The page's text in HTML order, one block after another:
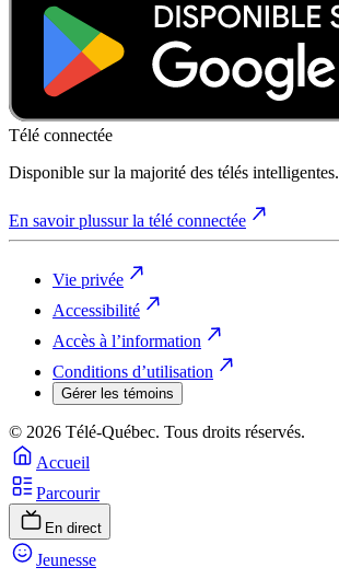
Télé connectée
Disponible sur la majorité des télés intelligentes.
En savoir plussur la télé connectée
Vie privée
Accessibilité
Accès à l’information
Conditions d’utilisation
Gérer les témoins
© 2026 Télé-Québec. Tous droits réservés.
Accueil
Parcourir
En direct
Jeunesse